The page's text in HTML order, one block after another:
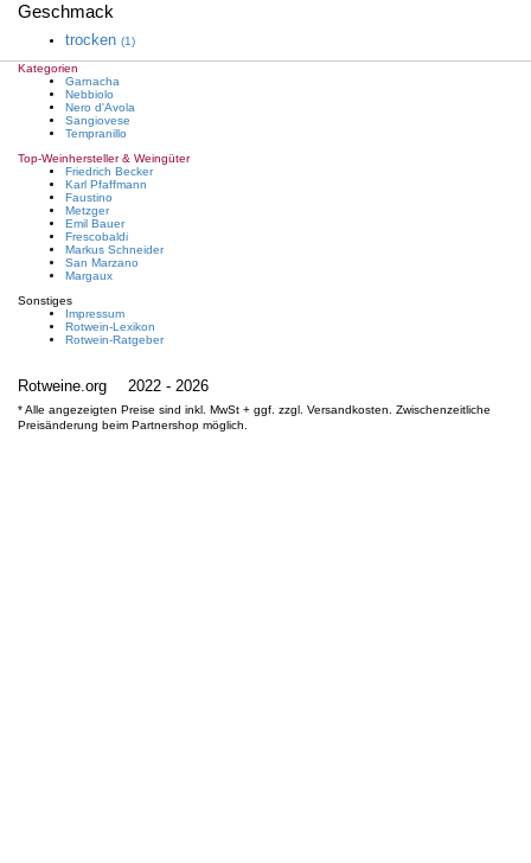
Geschmack
trocken (1)
Kategorien
Garnacha
Nebbiolo
Nero d'Avola
Sangiovese
Tempranillo
Top-Weinhersteller & Weingüter
Friedrich Becker
Karl Pfaffmann
Faustino
Metzger
Emil Bauer
Frescobaldi
Markus Schneider
San Marzano
Margaux
Sonstiges
Impressum
Rotwein-Lexikon
Rotwein-Ratgeber
Rotweine.org 2022 - 2026
* Alle angezeigten Preise sind inkl. MwSt + ggf. zzgl. Versandkosten. Zwischenzeitliche
Preisänderung beim Partnershop möglich.